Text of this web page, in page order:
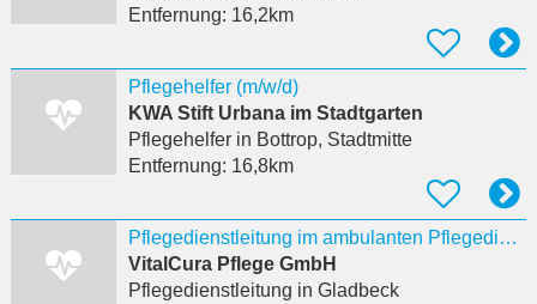
Entfernung: 16,2km
Pflegehelfer (m/w/d)
KWA Stift Urbana im Stadtgarten
Pflegehelferin Bottrop, Stadtmitte
Entfernung: 16,8km
Pflegedienstleitung im ambulanten Pflegedienst (m/w/d)
VitalCura Pflege GmbH
Pflegedienstleitung in Gladbeck